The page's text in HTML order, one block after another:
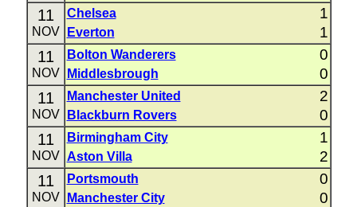
11
NOV
Chelsea 1
Everton 1
11
NOV
Bolton Wanderers 0
Middlesbrough 0
11
NOV
Manchester United 2
Blackburn Rovers 0
11
NOV
Birmingham City 1
Aston Villa 2
11
NOV
Portsmouth 0
Manchester City 0